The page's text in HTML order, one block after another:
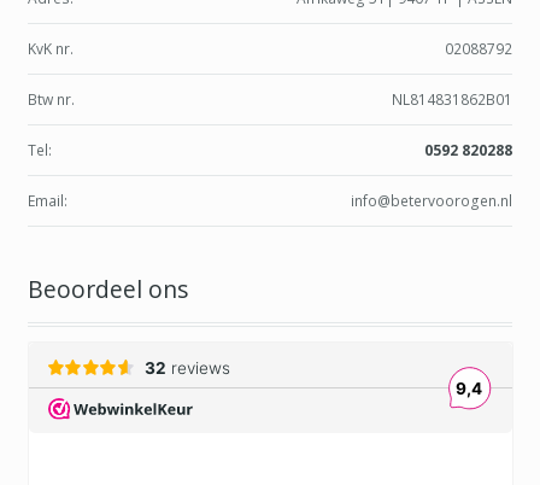
KvK nr. 02088792
Btw nr. NL814831862B01
Tel: 0592 820288
Email: info@betervoorogen.nl
Beoordeel ons